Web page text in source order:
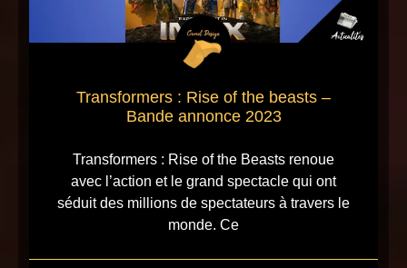
Transformers : Rise of the beasts –
Bande annonce 2023
Transformers : Rise of the Beasts renoue
avec l’action et le grand spectacle qui ont
séduit des millions de spectateurs à travers le
monde. Ce